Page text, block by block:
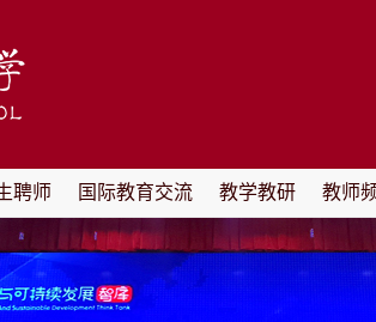
聘师 国际教育交流 教学教研 教师